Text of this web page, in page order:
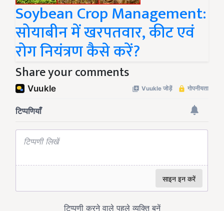
Soybean Crop Management:
सोयाबीन में खरपतवार, कीट एवं
रोग नियंत्रण कैसे करें?
Share your comments